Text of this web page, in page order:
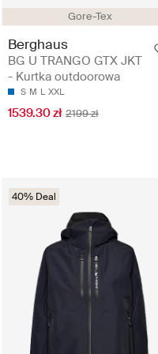
Gore-Tex
Berghaus
BG U TRANGO GTX JKT
- Kurtka outdoorowa
S M L XXL
1539.30 zł 2199 zł
40% Deal